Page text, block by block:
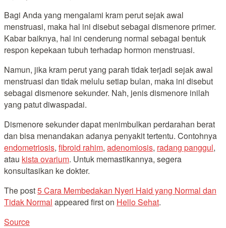
Bagi Anda yang mengalami kram perut sejak awal
menstruasi, maka hal ini disebut sebagai dismenore primer.
Kabar baiknya, hal ini cenderung normal sebagai bentuk
respon kepekaan tubuh terhadap hormon menstruasi.
Namun, jika kram perut yang parah tidak terjadi sejak awal
menstruasi dan tidak melulu setiap bulan, maka ini disebut
sebagai dismenore sekunder. Nah, jenis dismenore inilah
yang patut diwaspadai.
Dismenore sekunder dapat menimbulkan perdarahan berat
dan bisa menandakan adanya penyakit tertentu. Contohnya
endometriosis, fibroid rahim, adenomiosis, radang panggul,
atau kista ovarium. Untuk memastikannya, segera
konsultasikan ke dokter.
The post5 Cara Membedakan Nyeri Haid yang Normal dan
Tidak Normal appeared first on Hello Sehat.
Source